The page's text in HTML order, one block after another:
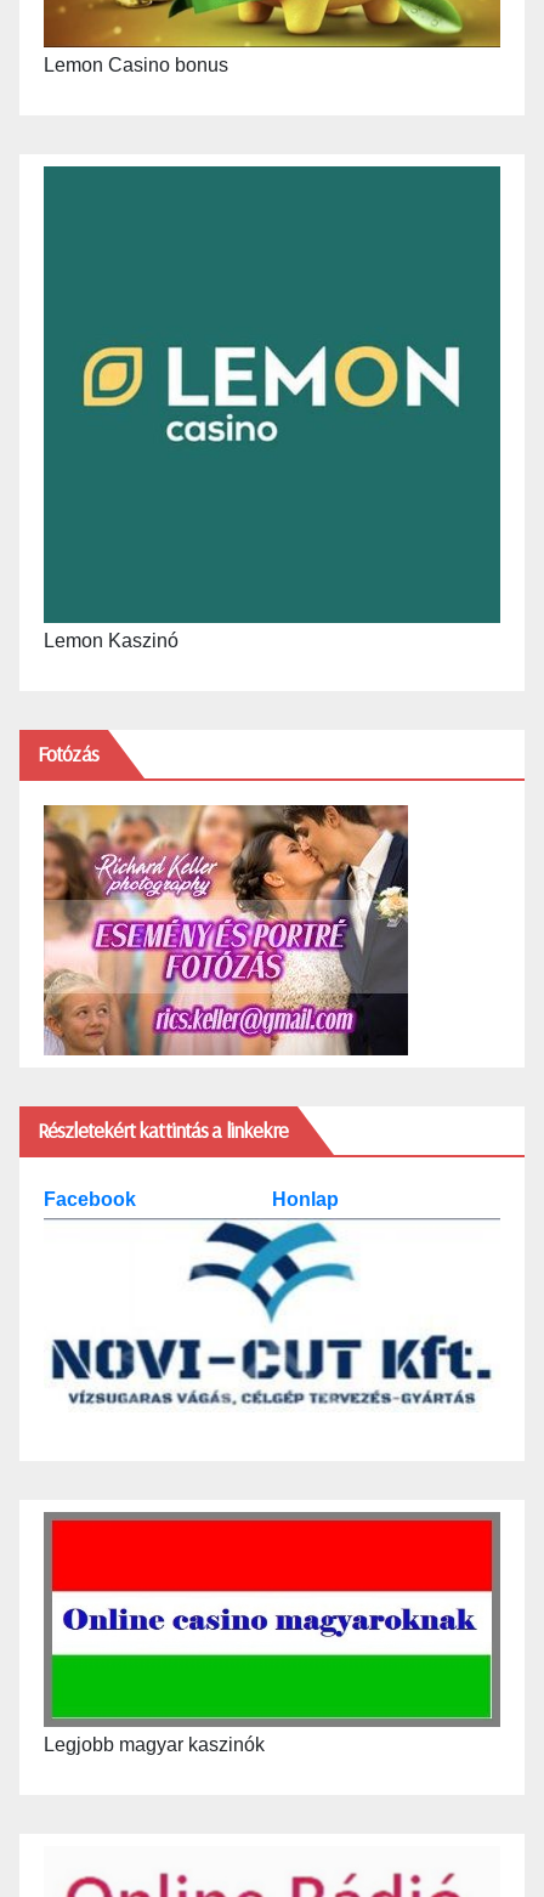
Lemon Casino bonus
Lemon Kaszinó
Fotózás
Részletekért kattintás a linkekre
Facebook Honlap
Legjobb magyar kaszinók